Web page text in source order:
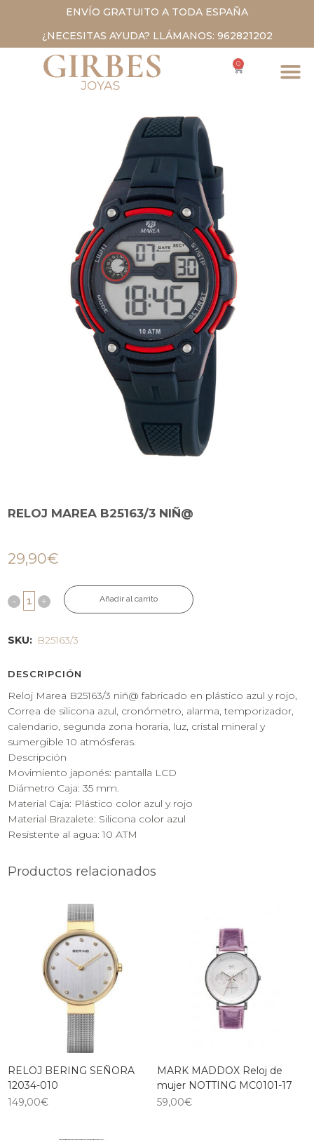
ENVÍO GRATUITO A TODA ESPAÑA
¿NECESITAS AYUDA? LLÁMANOS: 962821202
0
RELOJ MAREA B25163/3 NIÑ@
29,90€
Añadir al carrito
SKU: B25163/3
DESCRIPCIÓN
Reloj Marea B25163/3 niñ@ fabricado en plástico azul y rojo,
Correa de silicona azul, cronómetro, alarma, temporizador,
calendario, segunda zona horaria, luz, cristal mineral y
sumergible 10 atmósferas.
Descripción
Movimiento japonés: pantalla LCD
Diámetro Caja: 35 mm.
Material Caja: Plástico color azul y rojo
Material Brazalete: Silicona color azul
Resistente al agua: 10 ATM
Productos relacionados
RELOJ BERING SEÑORA
12034-010
149,00€
MARK MADDOX Reloj de
mujer NOTTING MC0101-17
59,00€